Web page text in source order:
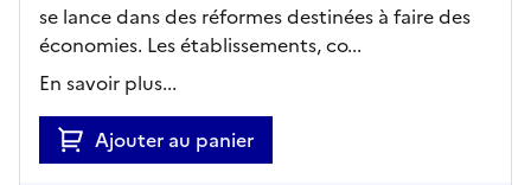
se lance dans des réformes destinées à faire des
économies. Les établissements, co...
En savoir plus...
Ajouter au panier